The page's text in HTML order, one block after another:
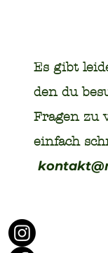
Es gibt
den du
Fragen zu
einfach